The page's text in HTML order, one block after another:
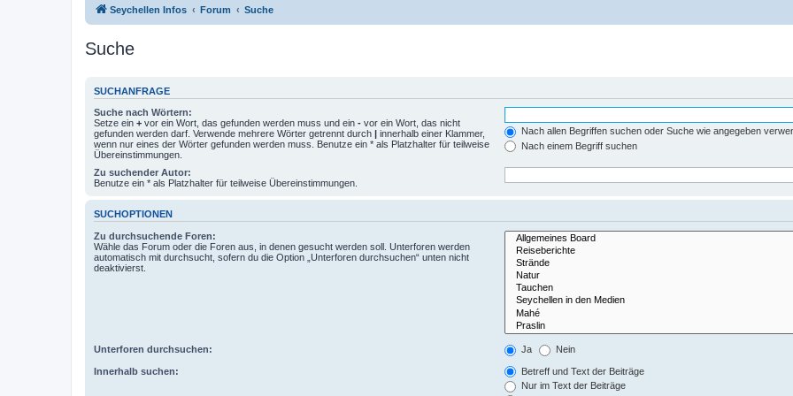
Seychellen Infos Forum Suche
Suche
SUCHANFRAGE
Suche nach Wörtern:
Setze ein + vor ein Wort, das gefunden werden muss und ein - vor ein Wort, das nicht
gefunden werden darf. Verwende mehrere Wörter getrennt durch | innerhalb einer Klammer,
wenn nur eines der Wörter gefunden werden muss. Benutze ein * als Platzhalter für teilweise
Übereinstimmungen.
Nach allen Begriffen suchen oder Suche wie angegeben
Nach einem Begriff suchen
Zu suchender Autor:
Benutze ein * als Platzhalter für teilweise Übereinstimmungen.
SUCHOPTIONEN
Zu durchsuchende Foren:
Wähle das Forum oder die Foren aus, in denen gesucht werden soll. Unterforen werden
automatisch mit durchsucht, sofern du die Option „Unterforen durchsuchen“ unten nicht
deaktivierst.
Unterforen durchsuchen: Ja Nein
Innerhalb suchen:
Betreff und Text der Beiträge
Nur im Text der Beiträge